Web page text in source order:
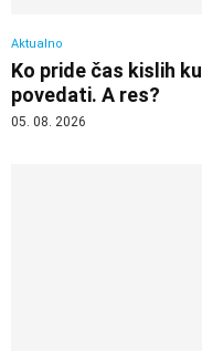
Aktualno
Ko pride čas kislih
povedati. A res?
05. 08. 2026